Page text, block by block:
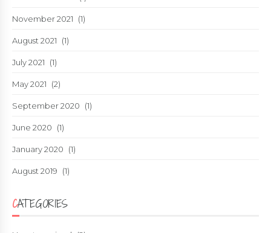
November 2021 (1)
August 2021 (1)
July 2021 (1)
May 2021 (2)
September 2020 (1)
June 2020 (1)
January 2020 (1)
August 2019 (1)
CATEGORIES